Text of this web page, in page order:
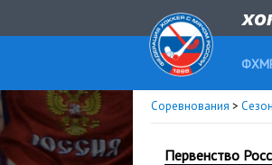
Соревнования >
Первенство